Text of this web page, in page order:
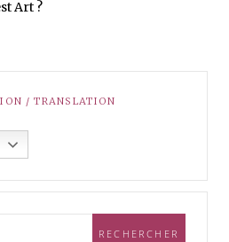
Art ?
/ TRANSLATION